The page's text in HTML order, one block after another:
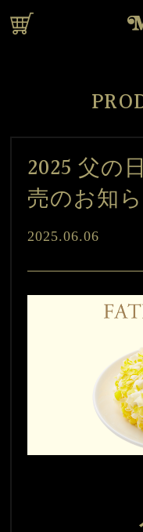
2025 父の
売のお知
2025.06.06